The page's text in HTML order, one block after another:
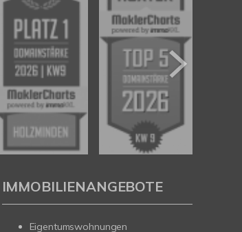
IMMOBILIENANGEBOTE
Eigentumswohnungen